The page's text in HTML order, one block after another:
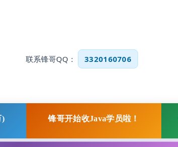
联系锋哥QQ： 3320160706
) 锋哥开始收Java学员啦！